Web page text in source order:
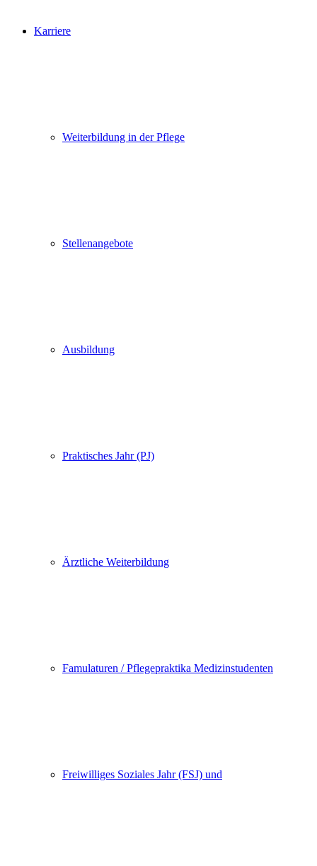
Karriere
Weiterbildung in der Pflege
Stellenangebote
Ausbildung
Praktisches Jahr (PJ)
Ärztliche Weiterbildung
Famulaturen / Pflegepraktika Medizinstudenten
Freiwilliges Soziales Jahr (FSJ) und